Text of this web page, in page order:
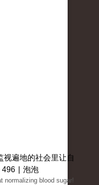
视遍地的社会里让自
496 | 泡泡
normalizing blood sugar!